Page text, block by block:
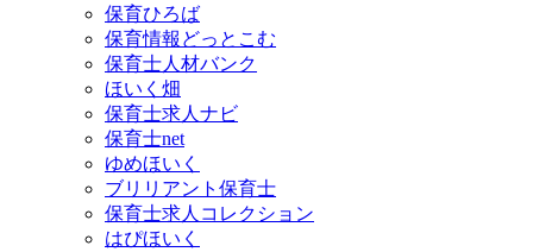
保育ひろば
保育情報どっとこむ
保育士人材バンク
ほいく畑
保育士求人ナビ
保育士net
ゆめほいく
ブリリアント保育士
保育士求人コレクション
はぴほいく